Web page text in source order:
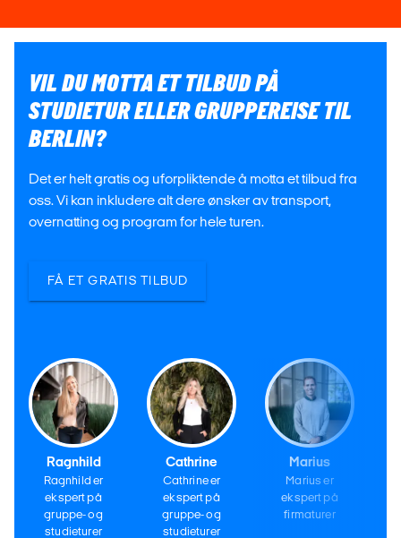
VIL DU MOTTA ET TILBUD PÅ
STUDIETUR ELLER GRUPPEREISE TIL
BERLIN?
Det er helt gratis og uforpliktende å motta et tilbud fra
oss. Vi kan inkludere alt dere ønsker av transport,
overnatting og program for hele turen.
FÅ ET GRATIS TILBUD
Ragnhild
Ragnhild er
ekspert på
gruppe- og
studieturer
Cathrine
Cathrine er
ekspert på
gruppe- og
studieturer
Marius
Marius er
ekspert på
firmaturer